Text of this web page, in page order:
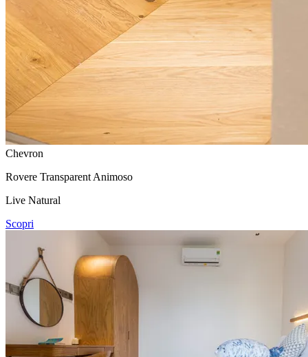
Chevron
Rovere Transparent Animoso
Live Natural
Scopri